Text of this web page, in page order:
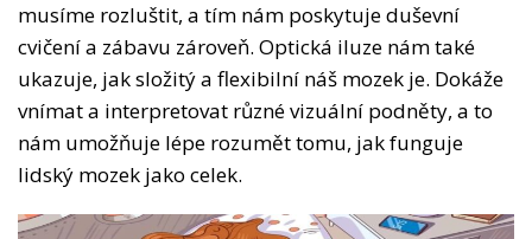
musíme rozluštit, a tím nám poskytuje duševní
cvičení a zábavu zároveň. Optická iluze nám také
ukazuje, jak složitý a flexibilní náš mozek je. Dokáže
vnímat a interpretovat různé vizuální podněty, a to
nám umožňuje lépe rozumět tomu, jak funguje
lidský mozek jako celek.